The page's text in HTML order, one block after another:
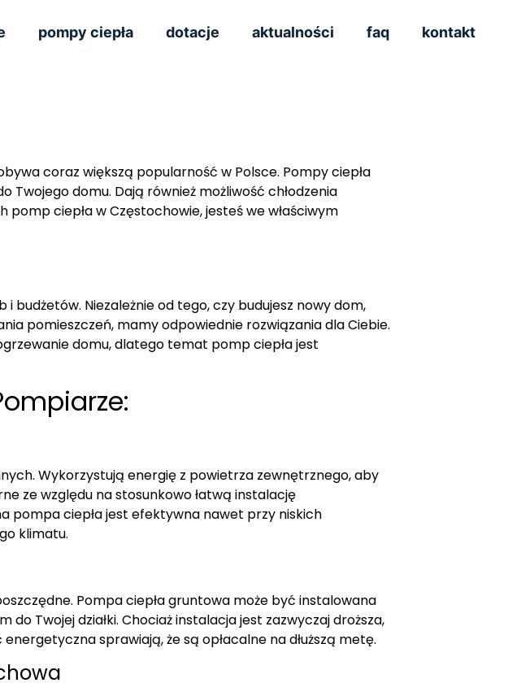
pompy ciepła dotacje aktualności faq kontakt
coraz większą popularność w Polsce. Pompy ciepła
domu. Dają również możliwość chłodzenia
ciepła w Częstochowie, jesteś we właściwym
budżetów. Niezależnie od tego, czy budujesz nowy dom,
pomieszczeń, mamy odpowiednie rozwiązania dla Ciebie.
domu, dlatego temat pomp ciepła jest
Wykorzystują energię z powietrza zewnętrznego, aby
ze względu na stosunkowo łatwą instalację
pompa ciepła jest efektywna nawet przy niskich
klimatu.
Pompa ciepła gruntowa może być instalowana
Twojej działki. Chociaż instalacja jest zazwyczaj droższa,
sprawiają, że są opłacalne na dłuższą metę.